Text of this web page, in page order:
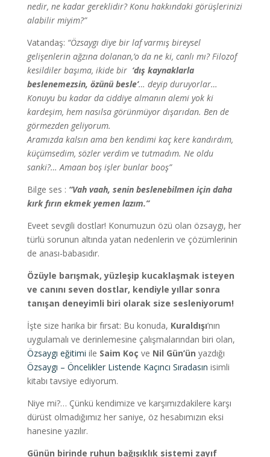
nedir, ne kadar gereklidir? Konu hakkındaki görüşlerinizi
alabilir miyim?”
Vatandaş: “Özsaygı diye bir laf varmış bireysel
gelişenlerin ağzına dolanan,’o da ne ki, canlı mı? Filozof
kesildiler başıma, ikide bir ‘dış kaynaklarla
beslenemezsin, özünü besle’… deyip duruyorlar…
Konuyu bu kadar da ciddiye almanın alemi yok ki
kardeşim, hem nasılsa görünmüyor dışarıdan. Ben de
görmezden geliyorum.
Aramızda kalsın ama ben kendimi kaç kere kandırdım,
küçümsedim, sözler verdim ve tutmadım. Ne oldu
sanki?… Amaan boş işler bunlar booş”
Bilge ses : “Vah vaah, senin beslenebilmen için daha
kırk fırın ekmek yemen lazım.”
Eveet sevgili dostlar! Konumuzun özü olan özsaygı, her
türlü sorunun altında yatan nedenlerin ve çözümlerinin
de anası-babasıdır.
Özüyle barışmak, yüzleşip kucaklaşmak isteyen
ve canını seven dostlar, kendiyle yıllar sonra
tanışan deneyimli biri olarak size sesleniyorum!
İşte size harika bir fırsat: Bu konuda, Kuraldışı’nın
uygulamalı ve derinlemesine çalışmalarından biri olan,
Özsaygı eğitimi ile Saim Koç ve Nil Gün’ün yazdığı
Özsaygı – Öncelikler Listende Kaçıncı Sıradasın isimli
kitabı tavsiye ediyorum.
Niye mi?… Çünkü kendimize ve karşımızdakilere karşı
dürüst olmadığımız her saniye, öz hesabımızın eksi
hanesine yazılır.
Günün birinde ruhun bağışıklık sistemi zayıf